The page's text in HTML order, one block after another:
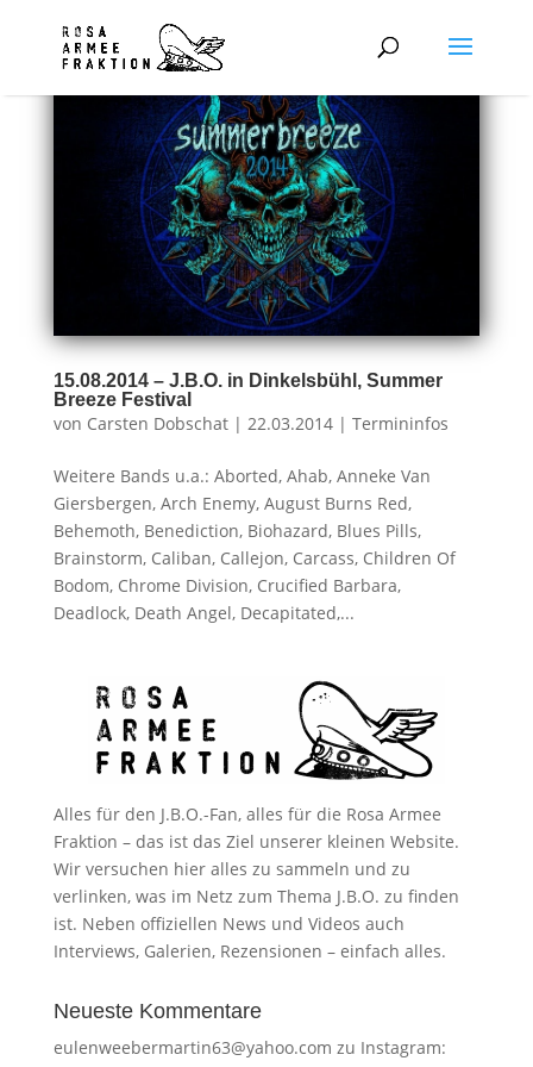
15.08.2014 – J.B.O. in Dinkelsbühl, Summer
Breeze Festival
von Carsten Dobschat| 22.03.2014| Termininfos
Weitere Bands u.a.: Aborted, Ahab, Anneke Van
Giersbergen, Arch Enemy, August Burns Red,
Behemoth, Benediction, Biohazard, Blues Pills,
Brainstorm, Caliban, Callejon, Carcass, Children Of
Bodom, Chrome Division, Crucified Barbara,
Deadlock, Death Angel, Decapitated,...
Alles für den J.B.O.-Fan, alles für die Rosa Armee
Fraktion – das ist das Ziel unserer kleinen Website.
Wir versuchen hier alles zu sammeln und zu
verlinken, was im Netz zum Thema J.B.O. zu finden
ist. Neben offiziellen News und Videos auch
Interviews, Galerien, Rezensionen – einfach alles.
Neueste Kommentare
eulenweebermartin63@yahoo.com zu Instagram: